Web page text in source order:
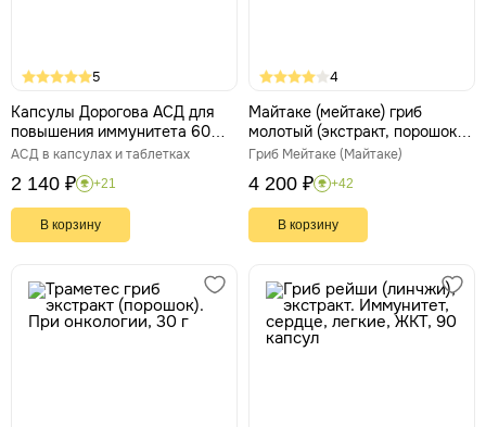
5
Капсулы Дорогова АСД для
повышения иммунитета 60
штук
АСД в капсулах и таблетках
2 140 ₽ +21
В корзину
4
Майтаке (мейтаке) гриб
молотый (экстракт, порошок)
30 г Русские Корни
Гриб Мейтаке (Майтаке)
4 200 ₽ +42
В корзину